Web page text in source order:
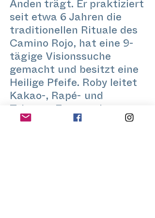
Anden trägt. Er praktiziert
seit etwa 6 Jahren die
traditionellen Rituale des
Camino Rojo, hat eine 9-
tägige Visionssuche
gemacht und besitzt eine
Heilige Pfeife. Roby leitet
Kakao-, Rapé- und
leitet Singkreise und gibt